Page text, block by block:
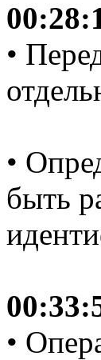
•
•
быть
•